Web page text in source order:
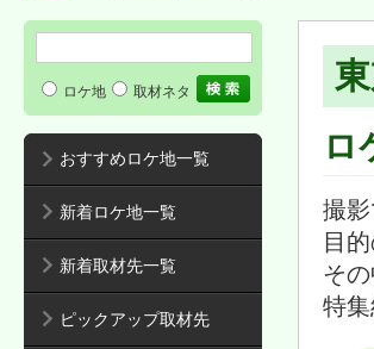
ロケ地 取材ネタ
おすすめロケ地一覧
新着ロケ地一覧
新着取材先一覧
ピックアップ取材先
ロ
撮
目
そ
特